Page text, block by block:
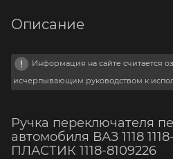
Описание
Информация на сайте считается
исчерпывающим руководством к
Ручка переключателя
автомобиля ВАЗ 1118
ПЛАСТИК 1118-8109226